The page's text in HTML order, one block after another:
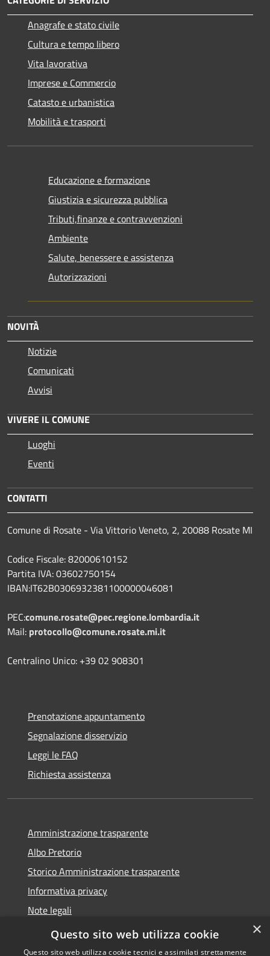
Anagrafe e stato civile
Cultura e tempo libero
Vita lavorativa
Imprese e Commercio
Catasto e urbanistica
Mobilità e trasporti
Educazione e formazione
Giustizia e sicurezza pubblica
Tributi,finanze e contravvenzioni
Ambiente
Salute, benessere e assistenza
Autorizzazioni
NOVITÀ
Notizie
Comunicati
Avvisi
VIVERE IL COMUNE
Luoghi
Eventi
CONTATTI
Comune di Rosate - Via Vittorio Veneto, 2, 20088 Rosate MI
Codice Fiscale: 82000610152
Partita IVA: 03602750154
IBAN:IT62B0306932381100000046081
PEC:comune.rosate@pec.regione.lombardia.it
Mail: protocollo@comune.rosate.mi.it
Centralino Unico: +39 02 908301
Prenotazione appuntamento
Segnalazione disservizio
Leggi le FAQ
Richiesta assistenza
Amministrazione trasparente
Albo Pretorio
Storico Amministrazione trasparente
Informativa privacy
Note legali
Dichiarazione di accessibilità
×
Questo sito web utilizza cookie
Questo sito web utilizza cookie tecnici e assimilati strettamente